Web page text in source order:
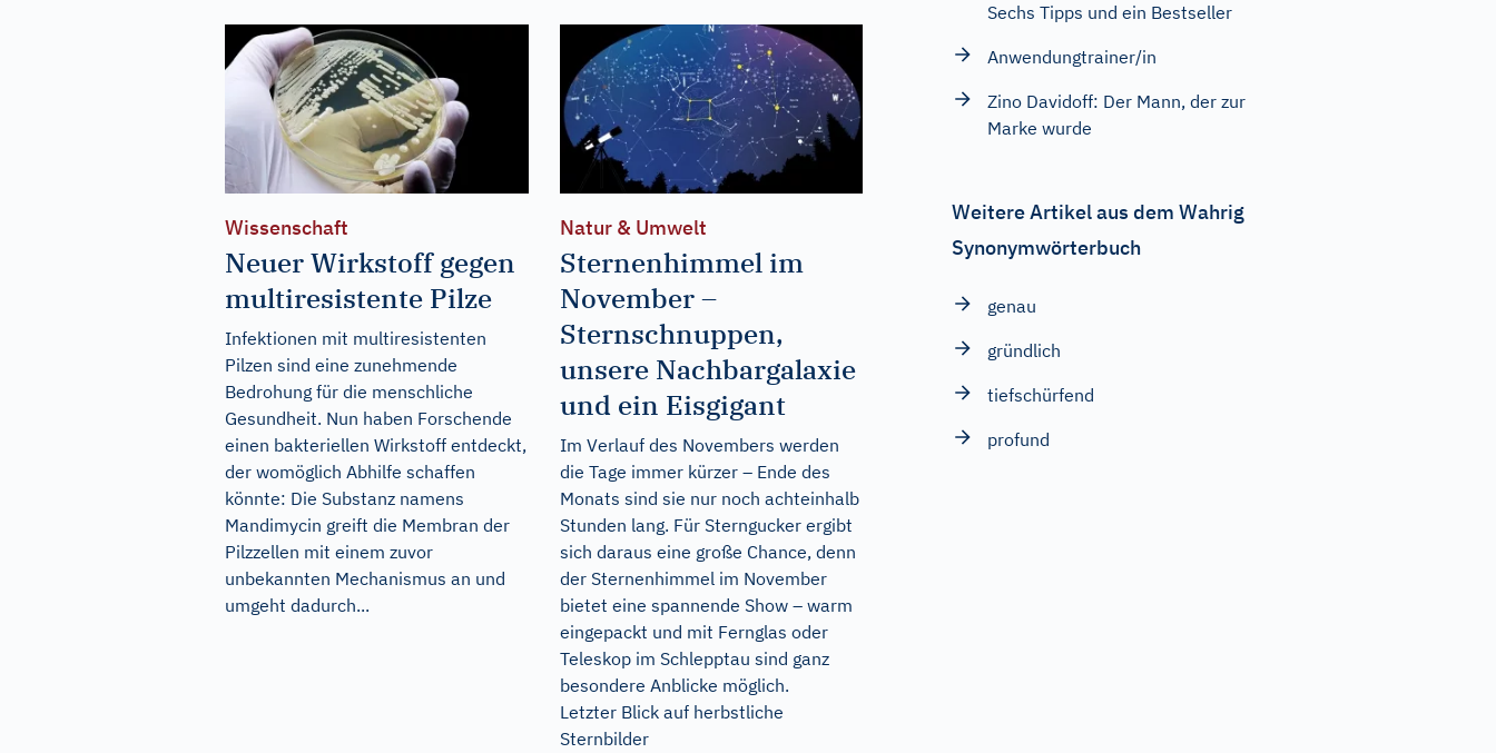
Wissenschaft
Neuer Wirkstoff gegen
multiresistente Pilze
Infektionen mit multiresistenten
Pilzen sind eine zunehmende
Bedrohung für die menschliche
Gesundheit. Nun haben Forschende
einen bakteriellen Wirkstoff entdeckt,
der womöglich Abhilfe schaffen
könnte: Die Substanz namens
Mandimycin greift die Membran der
Pilzzellen mit einem zuvor
unbekannten Mechanismus an und
umgeht dadurch...
Natur & Umwelt
Sternenhimmel im
November –
Sternschnuppen,
unsere Nachbargalaxie
und ein Eisgigant
Im Verlauf des Novembers werden
die Tage immer kürzer – Ende des
Monats sind sie nur noch achteinhalb
Stunden lang. Für Sterngucker ergibt
sich daraus eine große Chance, denn
der Sternenhimmel im November
bietet eine spannende Show – warm
eingepackt und mit Fernglas oder
Teleskop im Schlepptau sind ganz
besondere Anblicke möglich.
Letzter Blick auf herbstliche
Sternbilder
Sechs Tipps und ein Bestseller
Anwendungtrainer/in
Zino Davidoff: Der Mann, der zur
Marke wurde
Weitere Artikel aus dem Wahrig
Synonymwörterbuch
genau
gründlich
tiefschürfend
profund